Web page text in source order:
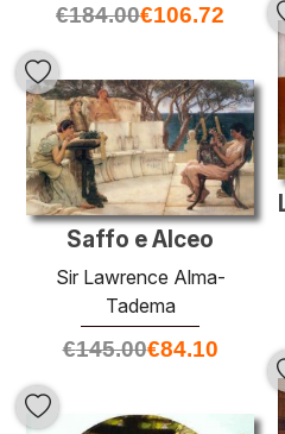
€184.00€106.72
Saffo e Alceo
Sir Lawrence Alma-
Tadema
€145.00€84.10